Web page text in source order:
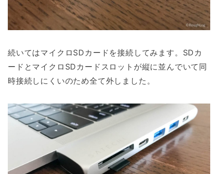
続いてはマイクロSDカードを接続してみます。SDカ
ードとマイクロSDカードスロットが縦に並んでいて同
時接続しにくいのため全て外しました。